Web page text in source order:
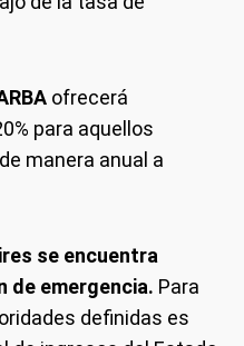
ofrecerá
para aquellos
manera anual a
se encuentra
de emergencia. Para
definidas es